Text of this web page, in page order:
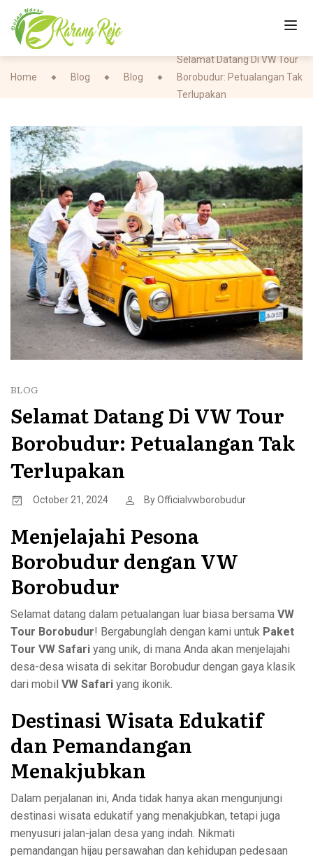
Home Blog Blog
Selamat Datang Di VW Tour
Borobudur: Petualangan Tak
Terlupakan
BLOG
Selamat Datang Di VW Tour
Borobudur: Petualangan Tak
Terlupakan
October 21, 2024 ByOfficialvwborobudur
Menjelajahi Pesona
Borobudur dengan VW
Borobudur
Selamat datang dalam petualangan luar biasa bersama VW
Tour Borobudur! Bergabunglah dengan kami untuk Paket
Tour VW Safari yang unik, di mana Anda akan menjelajahi
desa-desa wisata di sekitar Borobudur dengan gaya klasik
dari mobil VW Safari yang ikonik.
Destinasi Wisata Edukatif
dan Pemandangan
Menakjubkan
Dalam perjalanan ini, Anda tidak hanya akan mengunjungi
destinasi wisata edukatif yang menakjubkan, tetapi juga
menyusuri jalan-jalan desa yang indah. Nikmati
pemandangan hijau persawahan dan kehidupan pedesaan